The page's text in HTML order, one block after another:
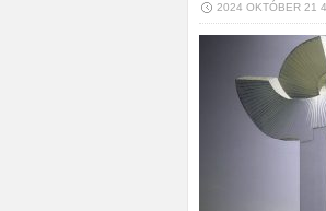
2024 OKTÓBER 21